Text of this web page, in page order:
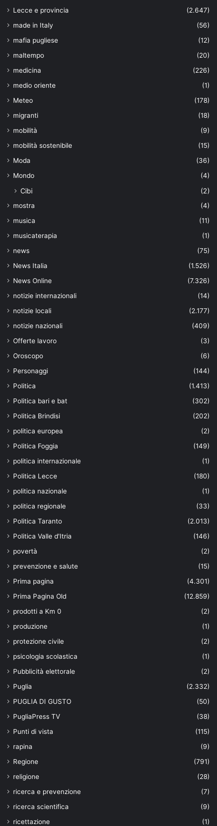
Lecce e provincia
(2.647)
made in Italy
(56)
mafia pugliese
(12)
maltempo
(20)
medicina
(226)
medio oriente
(1)
Meteo
(178)
migranti
(18)
mobilità
(9)
mobilità sostenibile
(15)
Moda
(36)
Mondo
(4)
Cibi (2)
mostra
(4)
musica
(11)
musicaterapia
(1)
news
(75)
News Italia
(1.526)
News Online
(7.326)
notizie internazionali
(14)
notizie locali
(2.177)
notizie nazionali
(409)
Offerte lavoro
(3)
Oroscopo
(6)
Personaggi
(144)
Politica
(1.413)
Politica bari e bat
(302)
Politica Brindisi
(202)
politica europea
(2)
Politica Foggia
(149)
politica internazionale
(1)
Politica Lecce
(180)
politica nazionale
(1)
politica regionale
(33)
Politica Taranto
(2.013)
Politica Valle d'Itria
(146)
povertà
(2)
prevenzione e salute
(15)
Prima pagina
(4.301)
Prima Pagina Old
(12.859)
prodotti a Km 0
(2)
produzione
(1)
protezione civile
(2)
psicologia scolastica
(1)
Pubblicità elettorale
(2)
Puglia
(2.332)
PUGLIA DI GUSTO
(50)
PugliaPress TV
(38)
Punti di vista
(115)
rapina
(9)
Regione
(791)
religione
(28)
ricerca e prevenzione
(7)
ricerca scientifica
(9)
ricettazione
(1)